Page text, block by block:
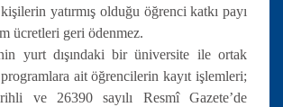
yatırmış olduğu öğrenci katkı payı
ücretleri geri ödenmez.
yurt dışındaki bir üniversite ile ortak
ait öğrencilerin kayıt işlemleri;
ve 26390 sayılı Resmî Gazete’de